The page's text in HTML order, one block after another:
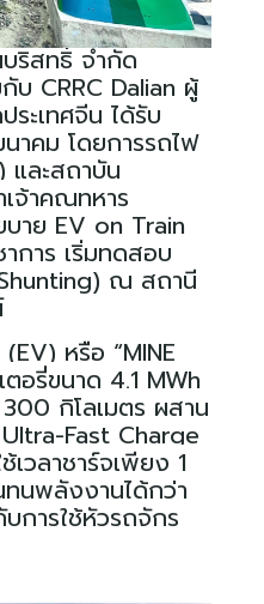
ริสุทธิ์ จำกัด
บ CRRC Dalian ผู้
ะเทศจีน ได้รับ
าคม โดยการรถไฟ
และสถาบัน
เจ้าคุณทหาร
าย EV on Train
การ เริ่มทดสอบ
ณ สถานี
(EV) หรือ “MINE
ตอรี่ขนาด 4.1 MWh
300 กิโลเมตร ผสาน
Ultra-Fast Charge
ช้เวลาชาร์จเพียง 1
นพลังงานได้กว่า
บการใช้หัวรถจักร